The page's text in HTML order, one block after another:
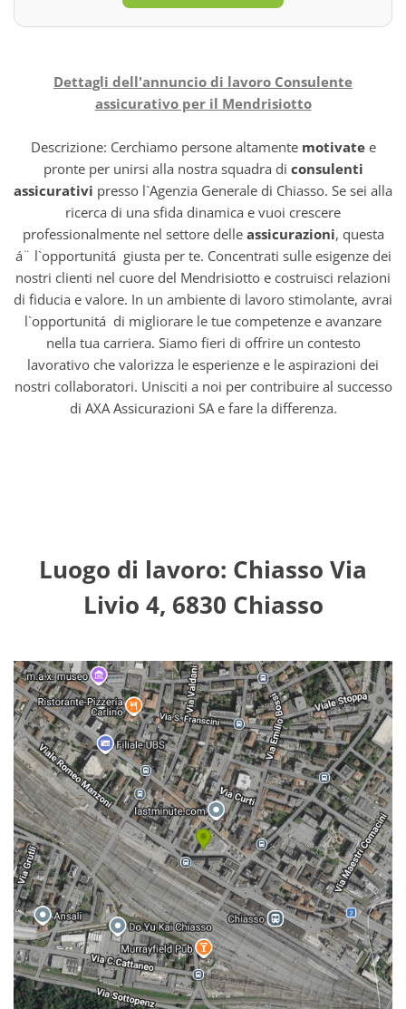
Dettagli dell'annuncio di lavoro Consulente
assicurativo per il Mendrisiotto
Descrizione: Cerchiamo persone altamente motivatee
pronte per unirsi alla nostra squadra di consulenti
assicurativi presso l`Agenzia Generale di Chiasso. Se sei alla
ricerca di una sfida dinamica e vuoi crescere
professionalmente nel settore delle assicurazioni, questa
á¨ l`opportunitá giusta per te. Concentrati sulle esigenze dei
nostri clienti nel cuore del Mendrisiotto e costruisci relazioni
di fiducia e valore. In un ambiente di lavoro stimolante, avrai
l`opportunitá di migliorare le tue competenze e avanzare
nella tua carriera. Siamo fieri di offrire un contesto
lavorativo che valorizza le esperienze e le aspirazioni dei
nostri collaboratori. Unisciti a noi per contribuire al successo
di AXA Assicurazioni SA e fare la differenza.
Luogo di lavoro: Chiasso Via
Livio 4, 6830 Chiasso